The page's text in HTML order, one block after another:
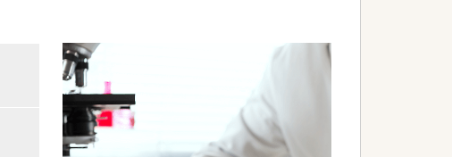
て、地域医療を支えています。
医療サービスを目指している病院です。